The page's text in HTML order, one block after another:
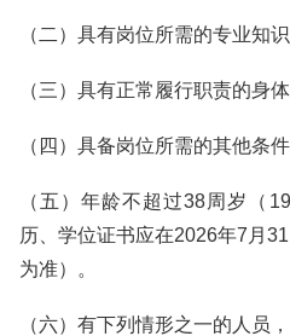
（二）具有岗位所需的专业知
（三）具有正常履行职责的身
（四）具备岗位所需的其他条件
（五）年龄不超过38周岁（
历、学位证书应在2026年7月
为准）。
（六）有下列情形之一的人员